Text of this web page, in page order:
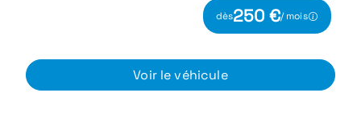
dès250 €/ mois
Voir le véhicule